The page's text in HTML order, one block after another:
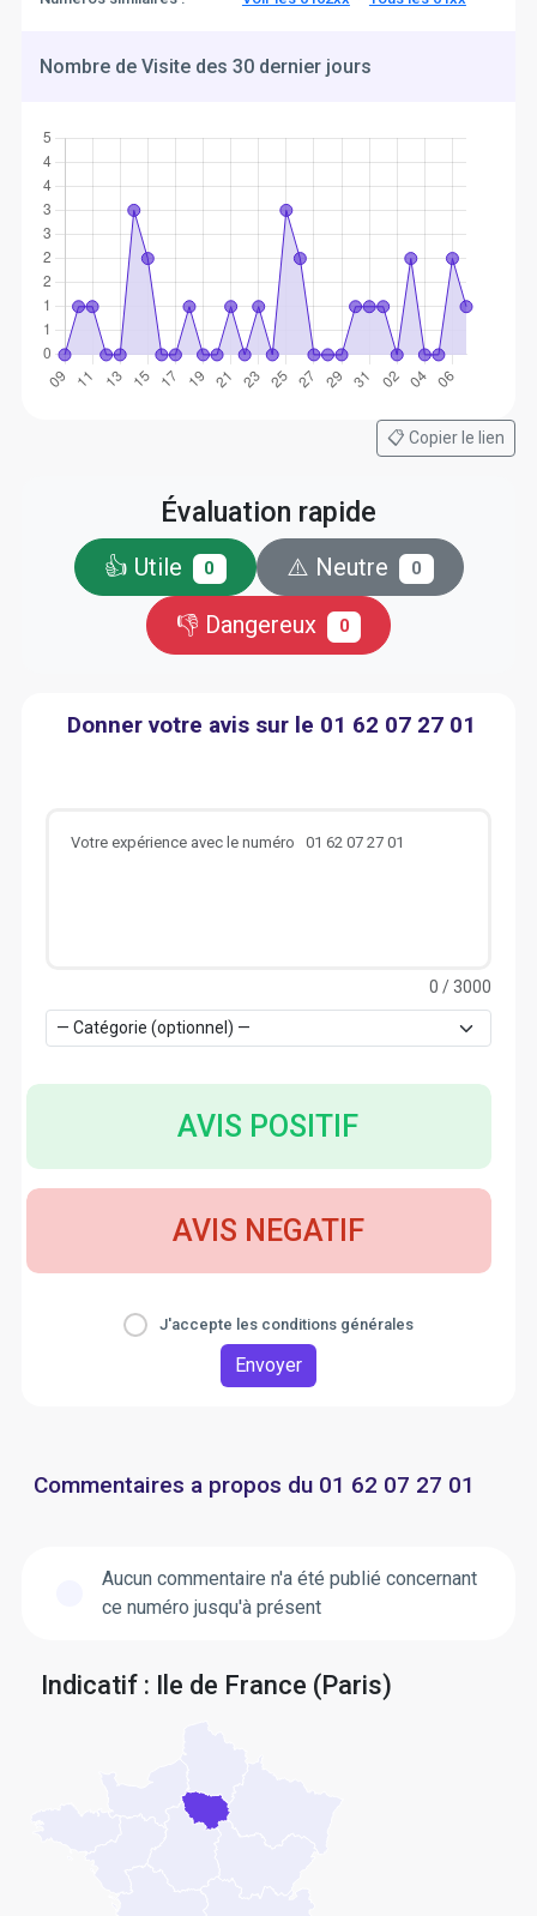
Nombre de Visite des 30 dernier jours
📋 Copier le lien
Évaluation rapide
👍 Utile 0 ⚠️ Neutre 0
👎 Dangereux 0
Donner votre avis sur le 01 62 07 27 01
0 / 3000
AVIS POSITIF
AVIS NEGATIF
J'accepte les conditions générales
Envoyer
Commentaires a propos du 01 62 07 27 01
Aucun commentaire n'a été publié concernant
ce numéro jusqu'à présent
Indicatif : Ile de France (Paris)